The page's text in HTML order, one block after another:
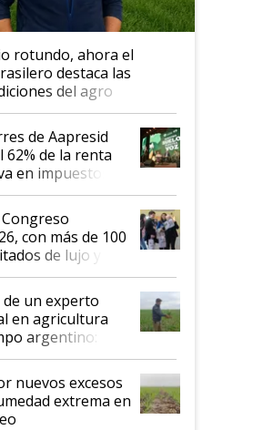
rotundo, ahora el
destaca las
del agro
invertir: "Los veo
de Aapresid
62% de la renta
en impuestos:
que en
sigan discutiendo
de hace 50
con más de 100
de lujo y
un experto
en agricultura
argentino:
nuevos excesos
extrema en